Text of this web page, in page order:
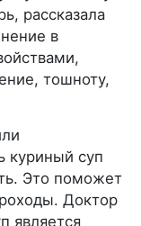
рассказала
в
тошноту,
куриный суп
Это поможет
Доктор
является